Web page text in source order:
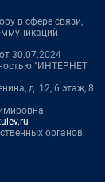
в сфере связи,
30.07.2024
"ИНТЕРНЕТ
д. 12, 6 этаж, 8
органов: